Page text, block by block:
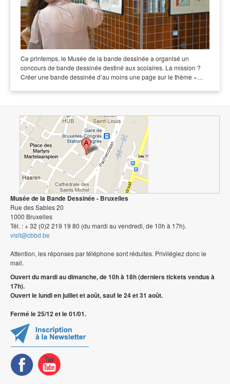
Ce printemps, le Musée de la bande dessinée a organisé un
concours de bande dessinée destiné aux scolaires. La mission ?
Créer une bande dessinée d’au moins une page sur le thème «…
Musée de la Bande Dessinée - Bruxelles
Rue des Sables 20
1000 Bruxelles
Tél. : + 32 (0)2 219 19 80 (du mardi au vendredi, de 10h à 17h).
visit@cbbd.be
Attention, les réponses par téléphone sont réduites. Privilégiez donc le
mail.
Ouvert du mardi au dimanche, de 10h à 18h (derniers tickets vendus à
17h).
Ouvert le lundi en juillet et août, sauf le 24 et 31 août.
Fermé le 25/12 et le 01/01.